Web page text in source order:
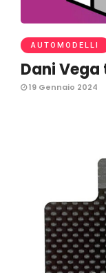
AUTOMODELLI
Dani Vega
19 Gennaio 2024